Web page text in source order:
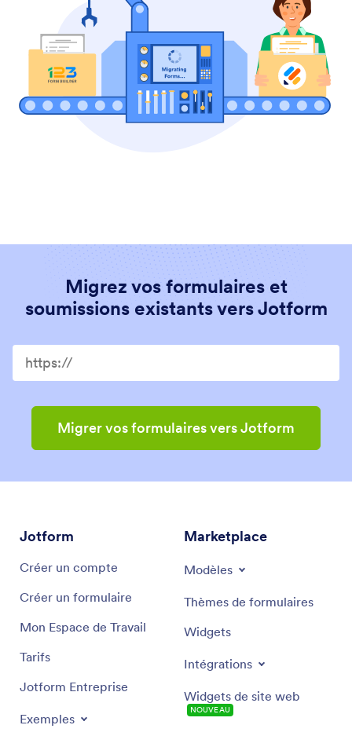
Migrez vos formulaires et
soumissions existants vers Jotform
Migrer vos formulaires vers Jotform
Jotform
Créer un compte
Créer un formulaire
Mon Espace de Travail
Tarifs
Jotform Entreprise
Exemples
Marketplace
Modèles
Thèmes de formulaires
Widgets
Intégrations
Widgets de site web
NOUVEAU